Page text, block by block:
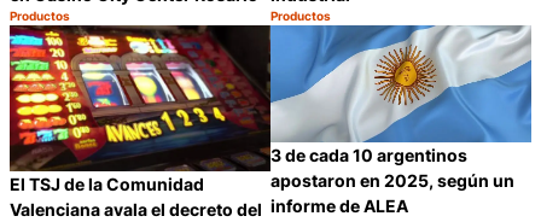
Categoría:
Productos
Compartir
Categoría:
Productos
El TSJ de la Comunidad
Valenciana avala el decreto del
3 de cada 10 argentinos
apostaron en 2025, según un
informe de ALEA